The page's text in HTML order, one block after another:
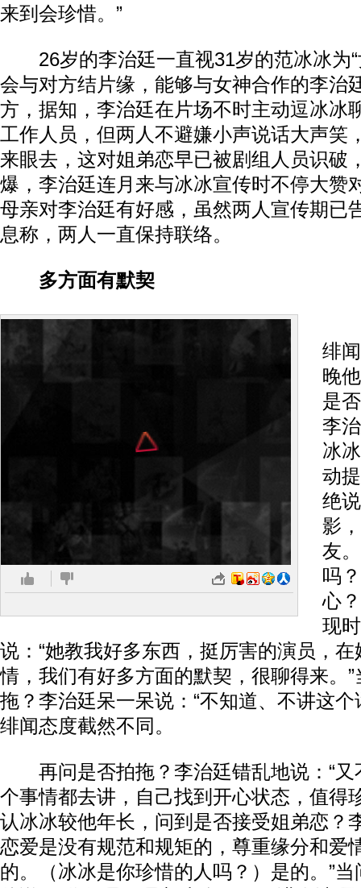
来到会珍惜。”
26岁的李治廷一直视31岁的范冰冰为“
会与对方结片缘，能够与女神合作的李治
方，据知，李治廷在片场不时主动逗冰冰
工作人员，但两人不避嫌小声说话大声笑
来眼去，这对姐弟恋早已被剧组人员识破
爆，李治廷连月来与冰冰宣传时不停大赞
母亲对李治廷有好感，虽然两人宣传期已
息称，两人一直保持联络。
多方面有默契
绯
晚
是
李
冰
动
绝
影
友
吗
心
现
说：“她教我好多东西，挺厉害的演员，
情，我们有好多方面的默契，很聊得来。
拖？李治廷呆一呆说：“不知道、不讲这个
绯闻态度截然不同。
再问是否拍拖？李治廷错乱地说：“又
个事情都去讲，自己找到开心状态，值得
认冰冰较他年长，问到是否接受姐弟恋？
恋爱是没有规范和规矩的，尊重缘分和爱
的。（冰冰是你珍惜的人吗？）是的。”